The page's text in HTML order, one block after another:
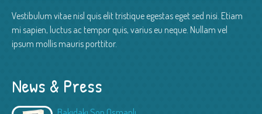
Vestibulum vitae nisl quis elit tristique egestas eget sed nisi. Etiam
mi sapien, luctus ac tempor quis, varius eu neque. Nullam vel
ipsum mollis mauris porttitor.
News & Press